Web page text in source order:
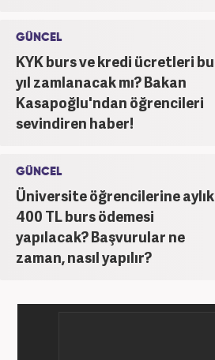
GÜNCEL
KYK burs ve kredi ücretleri bu
yıl zamlanacak mı? Bakan
Kasapoğlu'ndan öğrencileri
sevindiren haber!
GÜNCEL
Üniversite öğrencilerine aylık
400 TL burs ödemesi
yapılacak? Başvurular ne
zaman, nasıl yapılır?